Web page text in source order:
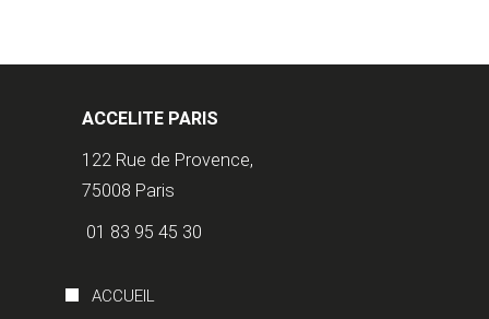
ACCELITE PARIS
122 Rue de Provence,
75008 Paris
01 83 95 45 30
ACCUEIL